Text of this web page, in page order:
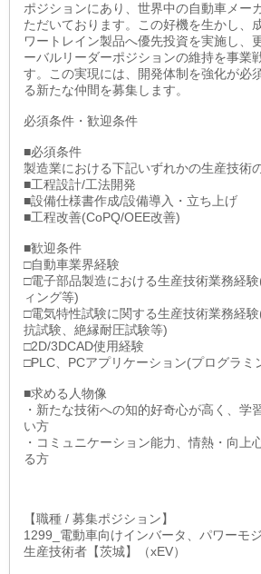
ポジションにあり、世界中の自動車メー
ただいております。この好機を生かし、
ワートレイン製品へ優先投資を実施し、
ーバルリーダーポジションの維持を事業
す。この実現には、開発体制を強化が必
る新たな仲間を募集します。
必須条件・歓迎条件
■必須条件
製造業における下記いずれかの生産技術
■工程設計/工法開発
■設備仕様書作成/設備導入・立ち上げ
■工程改善(CoPQ/OEE改善)
■歓迎条件
□自動車業界経験
□電子部品製造における生産技術業務経
ィング等)
□電気特性試験に関する生産技術業務経
抗試験、絶縁耐圧試験等)
□2D/3DCAD使用経験
□PLC、PCアプリケーション(プログラミ
■求める人物像
・新たな技術への知的好奇心が高く、学
い方
・コミュニケーション能力、情熱・向上
る方
【職種 / 募集ポジション】
1299_電動車向けインバータ、パワーモ
生産技術者【茨城】（xEV）